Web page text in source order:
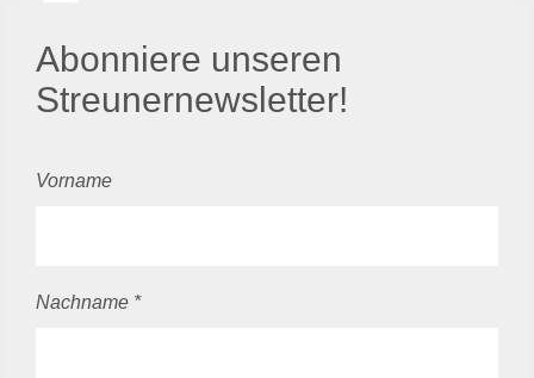
Abonniere unseren
Streunernewsletter!
Vorname
Nachname *